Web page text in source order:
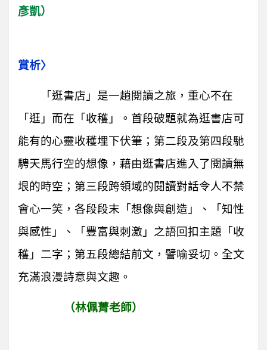
彥凱）
賞析〉
「逛書店」是一趟閱讀之旅，重心不在
「逛」而在「收穫」。首段破題就為逛書店可
能有的心靈收穫埋下伏筆；第二段及第四段馳
騁天馬行空的想像，藉由逛書店進入了閱讀無
垠的時空；第三段跨領域的閱讀對話令人不禁
會心一笑，各段段末「想像與創造」、「知性
與感性」、「豐富與刺激」之語回扣主題「收
穫」二字；第五段總結前文，譬喻妥切。全文
充滿浪漫詩意與文趣。
（林佩菁老師）